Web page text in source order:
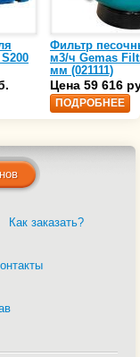
Фильтр
м3/ч Gemas
мм (021111)
Цена 59 616
ПОДРОБНЕЕ
Как заказать?